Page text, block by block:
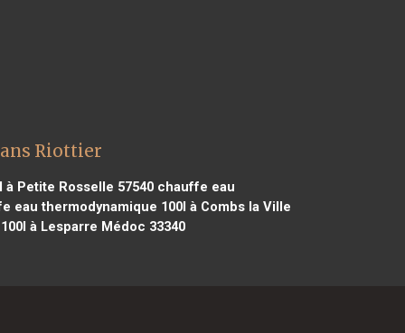
Riottier
Petite Rosselle 57540chauffe eau
eau thermodynamique 100l à Combs la Ville
à Lesparre Médoc 33340